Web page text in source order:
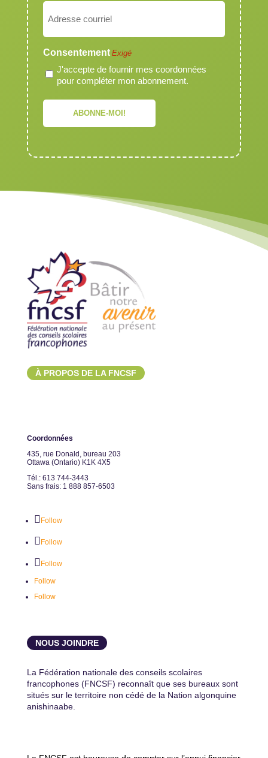
Courriel
Exigé
Consentement Exigé
J'accepte de fournir mes coordonnées
pour compléter mon abonnement.
À PROPOS DE LA FNCSF
Coordonnées
435, rue Donald, bureau 203
Ottawa (Ontario) K1K 4X5
Tél.: 613 744-3443
Sans frais: 1 888 857-6503
Follow
Follow
Follow
Follow
Follow
NOUS JOINDRE
La Fédération nationale des conseils scolaires
francophones (FNCSF) reconnaît que ses bureaux sont
situés sur le territoire non cédé de la Nation algonquine
anishinaabe.